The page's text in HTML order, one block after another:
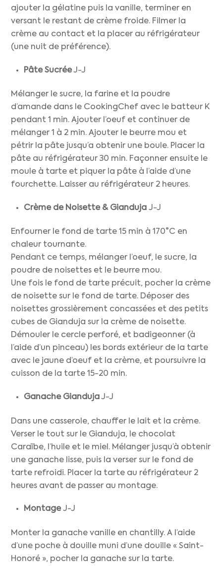
ajouter la gélatine puis la vanille, terminer en
versant le restant de crème froide. Filmer la
crème au contact et la placer au réfrigérateur
(une nuit de préférence).
Pâte SucréeJ-J
Mélanger le sucre, la farine et la poudre
d’amande dans le CookingChef avec le batteur K
pendant 1 min. Ajouter l’oeuf et continuer de
mélanger 1 à 2 min. Ajouter le beurre mou et
pétrir la pâte jusqu’a obtenir une boule. Placer la
pâte au réfrigérateur 30 min. Façonner ensuite le
moule à tarte et piquer la pâte à l’aide d’une
fourchette. Laisser au réfrigérateur 2 heures.
Crème de Noisette & Gianduja J-J
Enfourner le fond de tarte 15 min à 170°C en
chaleur tournante.
Pendant ce temps, mélanger l’oeuf, le sucre, la
poudre de noisettes et le beurre mou.
Une fois le fond de tarte précuit, pocher la crème
de noisette sur le fond de tarte. Déposer des
noisettes grossièrement concassées et des petits
cubes de Gianduja sur la crème de noisette.
Démouler le cercle perforé, et badigeonner (à
l’aide d’un pinceau) les bords extérieur de la tarte
avec le jaune d’oeuf et la crème, et poursuivre la
cuisson de la tarte 15-20 min.
Ganache GiandujaJ-J
Dans une casserole, chauffer le lait et la crème.
Verser le tout sur le Gianduja, le chocolat
Caraïbe, l’huile et le miel. Mélanger jusqu’à obtenir
une ganache lisse, puis la verser sur le fond de
tarte refroidi. Placer la tarte au réfrigérateur 2
heures avant de passer au montage.
MontageJ-J
Monter la ganache vanille en chantilly. A l’aide
d’une poche à douille muni d’une douille « Saint-
Honoré », pocher la ganache sur la tarte.